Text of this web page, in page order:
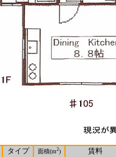
タイプ 面積(m2)
賃料